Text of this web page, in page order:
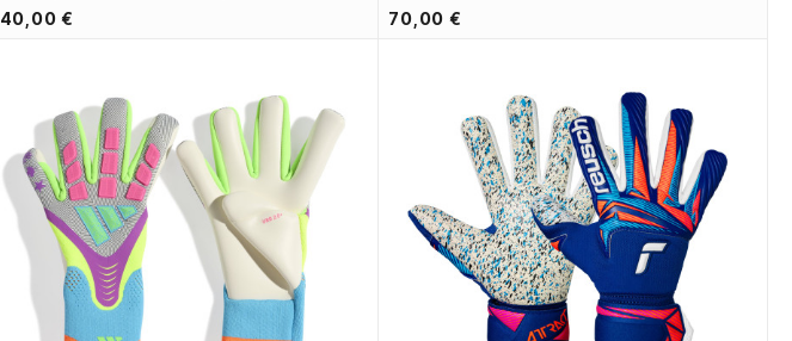
40,00 € 70,00 €